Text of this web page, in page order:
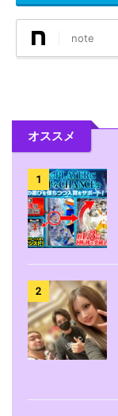
note
オススメ
1
2